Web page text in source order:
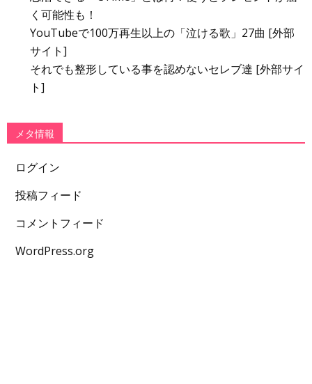
く可能性も！
YouTubeで100万再生以上の「泣ける歌」27曲 [外部
サイト]
それでも整形している事を認めないセレブ達 [外部サイ
ト]
メタ情報
ログイン
投稿フィード
コメントフィード
WordPress.org